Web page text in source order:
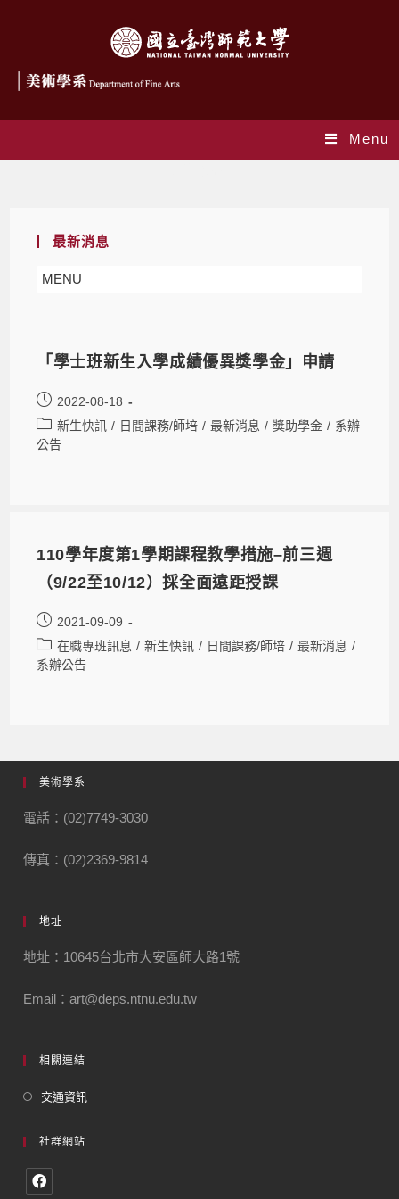
Menu
最新消息
MENU
「學士班新生入學成績優異獎學金」申請
2022-08-18
新生快訊 / 日間課務/師培 / 最新消息 / 獎助學金 / 系辦
公告
110學年度第1學期課程教學措施–前三週
（9/22至10/12）採全面遠距授課
2021-09-09
在職專班訊息 / 新生快訊 / 日間課務/師培 / 最新消息 /
系辦公告
美術學系
電話：(02)7749-3030
傳真：(02)2369-9814
地址
地址：10645台北市大安區師大路1號
Email：art@deps.ntnu.edu.tw
相關連結
交通資訊
社群網站